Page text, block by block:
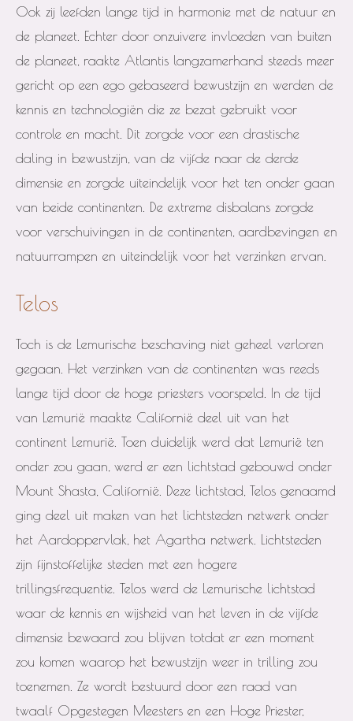
Ook zij leefden lange tijd in harmonie met de natuur en
de planeet. Echter door onzuivere invloeden van buiten
de planeet, raakte Atlantis langzamerhand steeds meer
gericht op een ego gebaseerd bewustzijn en werden de
kennis en technologiën die ze bezat gebruikt voor
controle en macht. Dit zorgde voor een drastische
daling in bewustzijn, van de vijfde naar de derde
dimensie en zorgde uiteindelijk voor het ten onder gaan
van beide continenten. De extreme disbalans zorgde
voor verschuivingen in de continenten, aardbevingen en
natuurrampen en uiteindelijk voor het verzinken ervan.
Telos
Toch is de Lemurische beschaving niet geheel verloren
gegaan. Het verzinken van de continenten was reeds
lange tijd door de hoge priesters voorspeld. In de tijd
van Lemurië maakte Californië deel uit van het
continent Lemurië. Toen duidelijk werd dat Lemurië ten
onder zou gaan, werd er een lichtstad gebouwd onder
Mount Shasta, Californië. Deze lichtstad, Telos genaamd
ging deel uit maken van het lichtsteden netwerk onder
het Aardoppervlak, het Agartha netwerk. Lichtsteden
zijn fijnstoffelijke steden met een hogere
trillingsfrequentie. Telos werd de Lemurische lichtstad
waar de kennis en wijsheid van het leven in de vijfde
dimensie bewaard zou blijven totdat er een moment
zou komen waarop het bewustzijn weer in trilling zou
toenemen. Ze wordt bestuurd door een raad van
twaalf Opgestegen Meesters en een Hoge Priester,